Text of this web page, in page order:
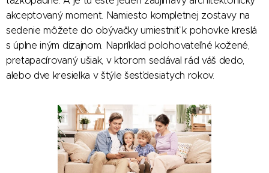
akceptovaný moment. Namiesto kompletnej zostavy na
sedenie môžete do obývačky umiestniť k pohovke kreslá
s úplne iným dizajnom. Napríklad polohovateľné kožené,
pretapacírovaný ušiak, v ktorom sedával rád váš dedo,
alebo dve kresielka v štýle šesťdesiatych rokov.